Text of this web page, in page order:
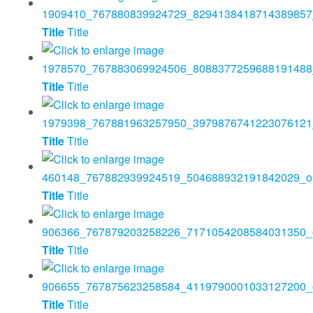
TitleTitle
TitleTitle
TitleTitle
TitleTitle
TitleTitle
TitleTitle